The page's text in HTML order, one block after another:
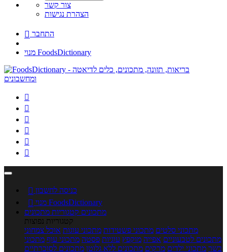
צור קשר
הצהרת נגישות
 התחבר
מנוי FoodsDictionary






 כניסה לחשבון

מנוי FoodsDictionary
מתכונים קטגוריות מתכונים
קטגוריות נפוצות
מתכוני סלטים מתכוני פשטידות מתכוני עוגות אוכל צמחוני
מתכונים לטבעוניים אפייה מוקפץ עוגיות פסטה מתכוני עוף מתכוני
בשר מתכוני ילדים מרקים מתכונים ללא גלוטן מתכונים לסוכרתיים